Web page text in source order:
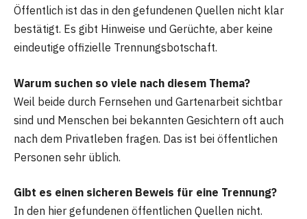
Öffentlich ist das in den gefundenen Quellen nicht klar
bestätigt. Es gibt Hinweise und Gerüchte, aber keine
eindeutige offizielle Trennungsbotschaft.
Warum suchen so viele nach diesem Thema?
Weil beide durch Fernsehen und Gartenarbeit sichtbar
sind und Menschen bei bekannten Gesichtern oft auch
nach dem Privatleben fragen. Das ist bei öffentlichen
Personen sehr üblich.
Gibt es einen sicheren Beweis für eine Trennung?
In den hier gefundenen öffentlichen Quellen nicht.